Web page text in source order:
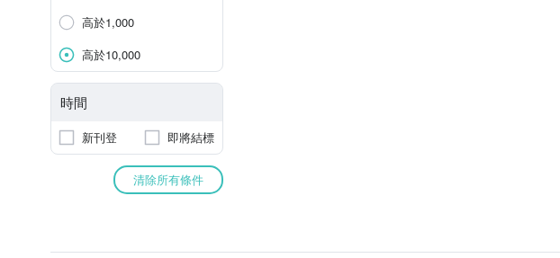
高於1,000
高於10,000
時間
新刊登 即將結標
清除所有條件